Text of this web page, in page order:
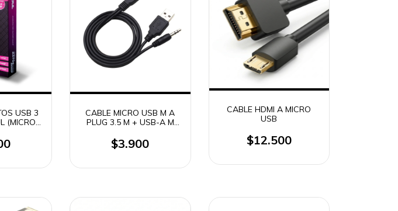
USB 3
(MICRO
CABLE MICRO USB M A
PLUG 3.5 M + USB-A M
$3.900
CABLE HDMI A MICRO
USB
$12.500